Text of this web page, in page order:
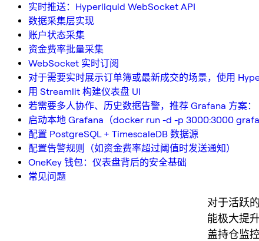
实时推送：Hyperliquid WebSocket API
数据采集层实现
账户状态采集
资金费率批量采集
WebSocket 实时订阅
对于需要实时展示订单簿或最新成交的场景，使用
用 Streamlit 构建仪表盘 UI
若需要多人协作、历史数据告警，推荐 Grafana 方案：
启动本地 Grafana（docker run -d -p 3000:3000
配置 PostgreSQL + TimescaleDB 数据源
配置告警规则（如资金费率超过阈值时发送通知）
OneKey 钱包：仪表盘背后的安全基础
常见问题
对于活跃
能极大提
盖持仓监